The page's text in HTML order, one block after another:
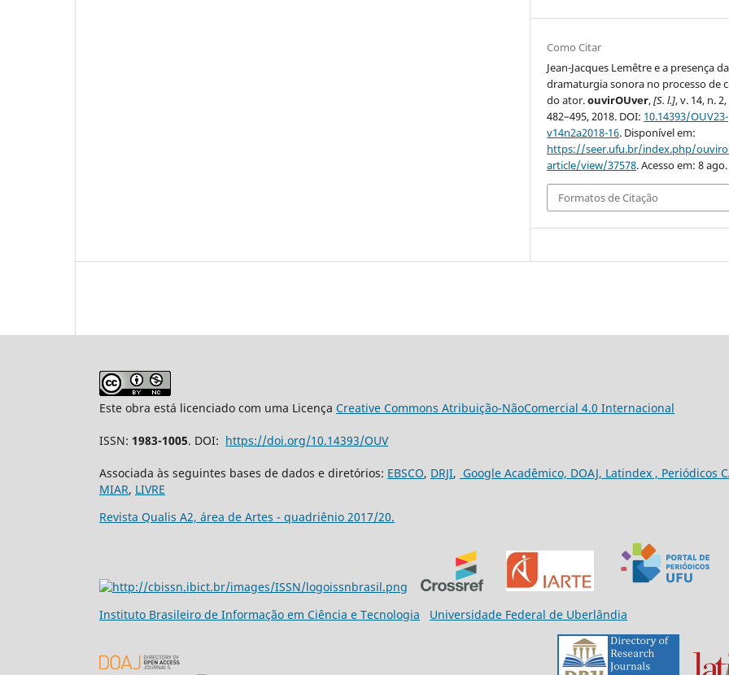
Como Citar
Jean-Jacques Lemêtre e a presença da
dramaturgia sonora no processo de
do ator.ouvirOUver,[S. l.], v. 14, n.
482–495, 2018. DOI: 10.14393/OUV23-
v14n2a2018-16. Disponível em:
https://seer.ufu.br/index.php/
article/view/37578. Acesso em: 8
Formatos de Citação
Este obra está licenciado com uma Licença Creative Commons Atribuição-NãoComercial 4.0 Internacional
ISSN: 1983-1005. DOI: https://doi.org/10.14393/OUV
Associada às seguintes bases de dados e diretórios: EBSCO, DRJI, Google Acadêmico, DOAJ, Latindex , Periódicos
MIAR, LIVRE
Revista Qualis A2, área de Artes - quadriênio 2017/20.
Instituto Brasileiro de Informação em Ciência e Tecnologia Universidade Federal de Uberlândia